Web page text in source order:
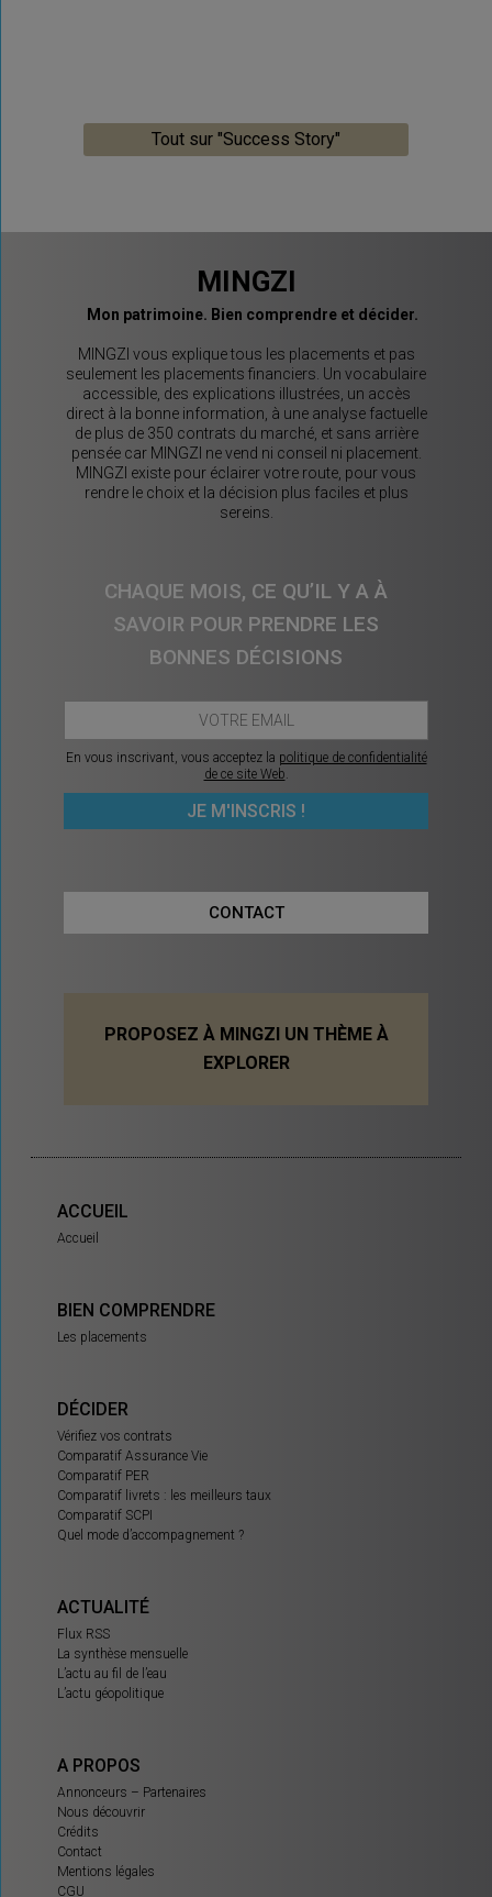
Tout sur "Success Story"
MINGZI
Mon patrimoine. Bien comprendre et décider.
MINGZI vous explique tous les placements et pas
seulement les placements financiers. Un vocabulaire
accessible, des explications illustrées, un accès
direct à la bonne information, à une analyse factuelle
de plus de 350 contrats du marché, et sans arrière
pensée car MINGZI ne vend ni conseil ni placement.
MINGZI existe pour éclairer votre route, pour vous
rendre le choix et la décision plus faciles et plus
sereins.
CHAQUE MOIS, CE QU’IL Y A À
SAVOIR POUR PRENDRE LES
BONNES DÉCISIONS
En vous inscrivant, vous acceptez la politique de confidentialité
de ce site Web.
CONTACT
PROPOSEZ À MINGZI UN THÈME À
EXPLORER
ACCUEIL
Accueil
BIEN COMPRENDRE
Les placements
DÉCIDER
Vérifiez vos contrats
Comparatif Assurance Vie
Comparatif PER
Comparatif livrets : les meilleurs taux
Comparatif SCPI
Quel mode d’accompagnement ?
ACTUALITÉ
Flux RSS
La synthèse mensuelle
L’actu au fil de l’eau
L’actu géopolitique
A PROPOS
Annonceurs – Partenaires
Nous découvrir
Crédits
Contact
Mentions légales
CGU